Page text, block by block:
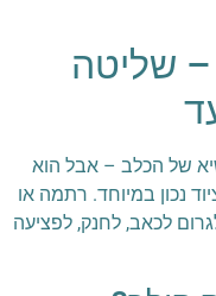
– שליטה
של הכלב – אבל הוא
נכון במיוחד. רתמה או
לכאב, לחנק, לפציעה